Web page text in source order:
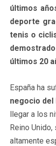
últimos
deporte
tenis o
últimos 20
España ha
negocio del
llegar a los
Reino
altamente